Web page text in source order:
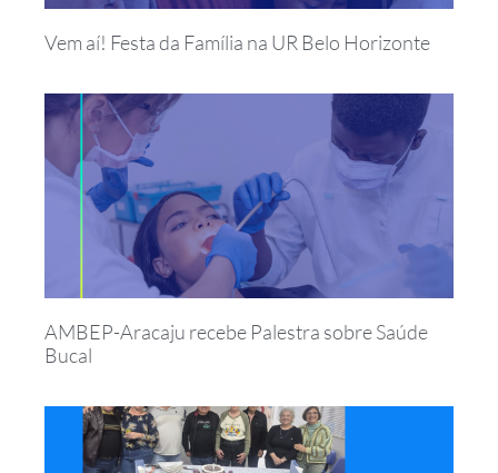
Vem aí! Festa da Família na UR Belo Horizonte
AMBEP-Aracaju recebe Palestra sobre Saúde
Bucal